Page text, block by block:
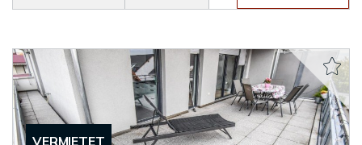
VERMIETET